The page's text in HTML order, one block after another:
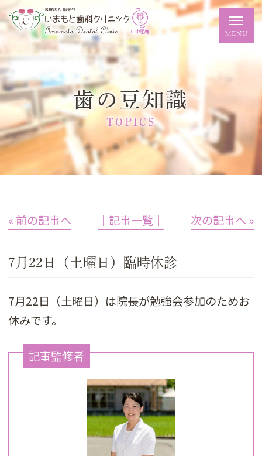
歯の豆知識
TOPICS
« 前の記事へ │記事一覧│ 次の記事へ »
7月22日（土曜日）臨時休診
7月22日（土曜日）は院長が勉強会参加のためお
休みです。
記事監修者